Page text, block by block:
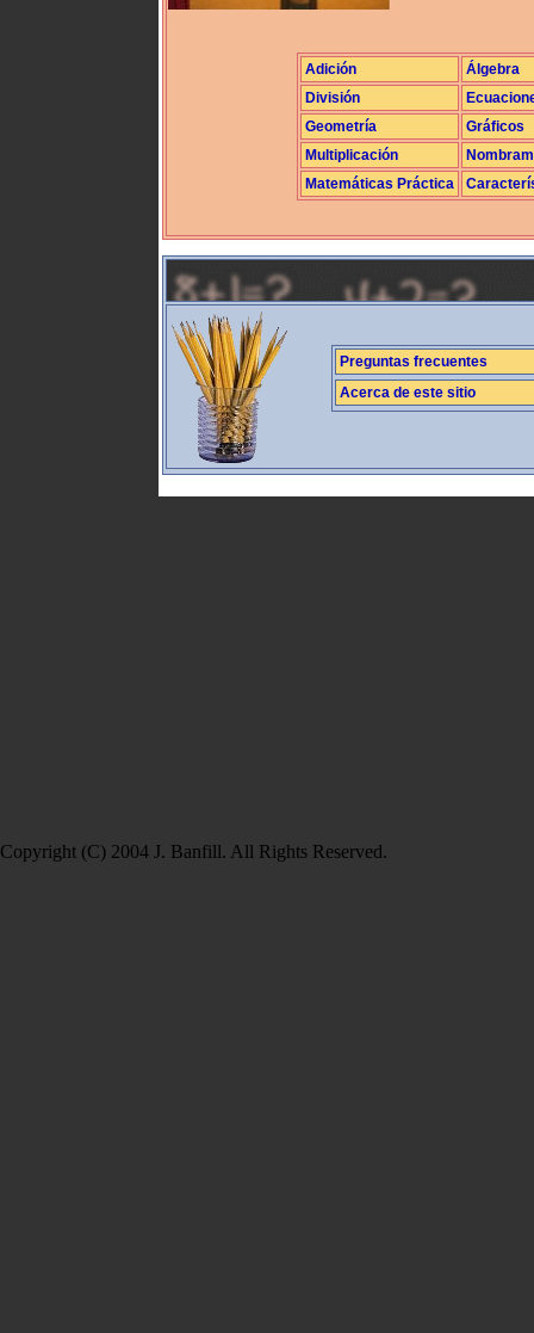
Adición
Álgebra
División
Geometría
Gráficos
Multiplicación
Matemáticas Práctica
Preguntas frecuentes
Acerca de este sitio
Copyright (C) 2004 J. Banfill. All Rights Reserved.